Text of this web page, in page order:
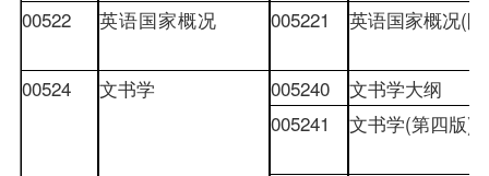
00522
英语国家概况 005221 英语国家概况(
00524 文书学 005240
文书学大纲
005241
文书学(第四版)